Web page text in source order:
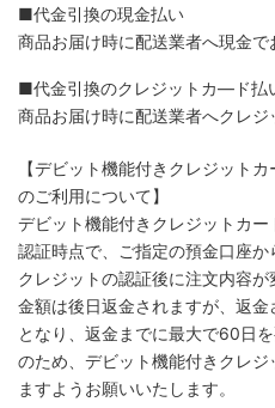
■代金引換の現金払い
商品お届け時に配送業者へ現金で
■代金引換のクレジットカ―ド払
商品お届け時に配送業者へクレジ
【デビット機能付きクレジットカ
のご利用について】
デビット機能付きクレジットカ
認証時点で、ご指定の預金口座か
クレジットの認証後に注文内容
金額は後日返金されますが、返
となり、返金までに最大で60日
のため、デビット機能付きクレ
ますようお願いいたします。